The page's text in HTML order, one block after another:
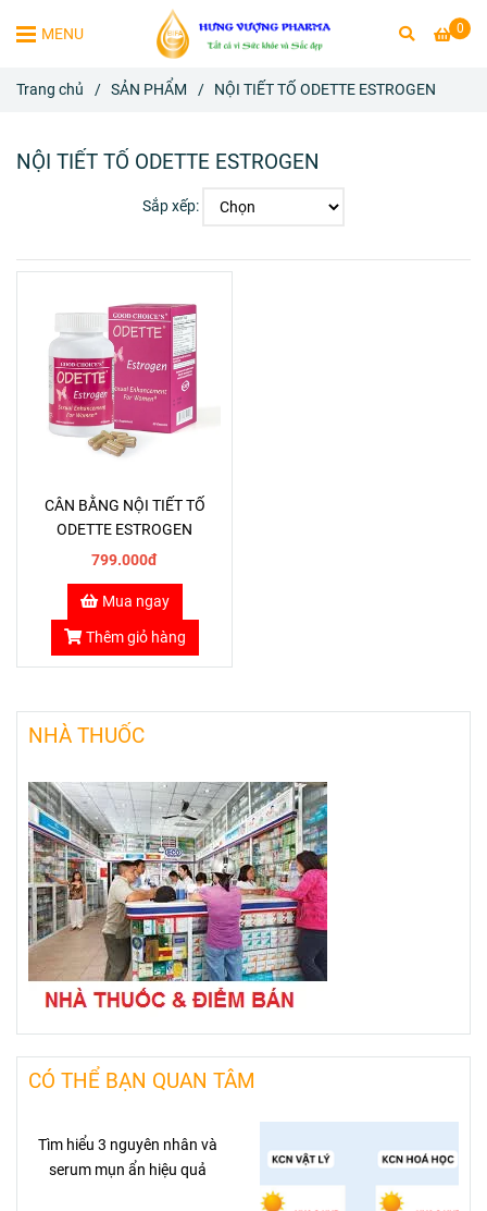
0
MENU
Trang chủ / SẢN PHẨM / NỘI TIẾT TỐ ODETTE ESTROGEN
NỘI TIẾT TỐ ODETTE ESTROGEN
Sắp xếp:
CÂN BẰNG NỘI TIẾT TỐ
ODETTE ESTROGEN
799.000đ
Mua ngay
Thêm giỏ hàng
NHÀ THUỐC
CÓ THỂ BẠN QUAN TÂM
Tìm hiểu 3 nguyên nhân và
serum mụn ẩn hiệu quả